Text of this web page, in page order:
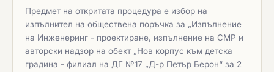
Предмет на откритата процедура е избор на
изпълнител на обществена поръчка за „Изпълнение
на Инженеринг - проектиране, изпълнение на СМР и
авторски надзор на обект „Нов корпус към детска
градина - филиал на ДГ №17 „Д-р Петър Берон“ за 2